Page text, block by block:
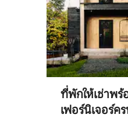
ที่พักให้เช่าพร้
เฟอร์นิเจอร์ค